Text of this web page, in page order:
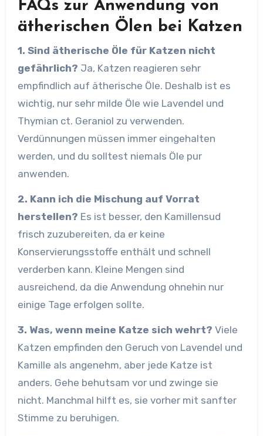
FAQs zur Anwendung von
ätherischen Ölen bei Katzen
1. Sind ätherische Öle für Katzen nicht
gefährlich? Ja, Katzen reagieren sehr
empfindlich auf ätherische Öle. Deshalb ist es
wichtig, nur sehr milde Öle wie Lavendel und
Thymian ct. Geraniol zu verwenden.
Verdünnungen müssen immer eingehalten
werden, und du solltest niemals Öle pur
anwenden.
2. Kann ich die Mischung auf Vorrat
herstellen? Es ist besser, den Kamillensud
frisch zuzubereiten, da er keine
Konservierungsstoffe enthält und schnell
verderben kann. Kleine Mengen sind
ausreichend, da die Anwendung ohnehin nur
einige Tage erfolgen sollte.
3. Was, wenn meine Katze sich wehrt? Viele
Katzen empfinden den Geruch von Lavendel und
Kamille als angenehm, aber jede Katze ist
anders. Gehe behutsam vor und zwinge sie
nicht. Manchmal hilft es, sie vorher mit sanfter
Stimme zu beruhigen.